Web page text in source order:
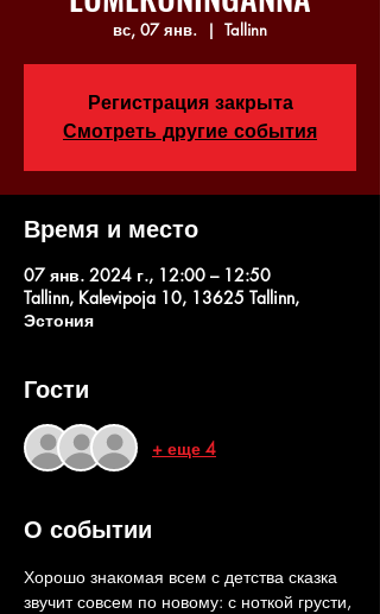
вс, 07 янв.
  |
Tallinn
Регистрация закрыта
Смотреть другие события
Время и место
07 янв. 2024 г., 12:00 – 12:50
Tallinn, Kalevipoja 10, 13625 Tallinn,
Эстония
Гости
+ еще 4
О событии
Хорошо знакомая всем с детства сказка
звучит совсем по новому: с ноткой грусти,